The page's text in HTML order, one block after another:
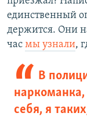
единственный
держится. Они
час мы узнали,
В
себя, я